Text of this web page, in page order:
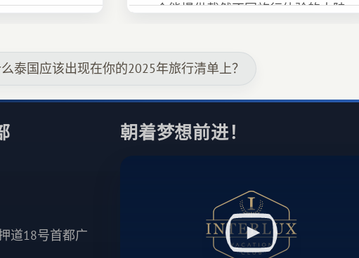
一个能提供截然不同旅行体验的大陆。
泰国应该出现在你的2025年旅行清单上？
道18号首都广
朝着梦想前进！